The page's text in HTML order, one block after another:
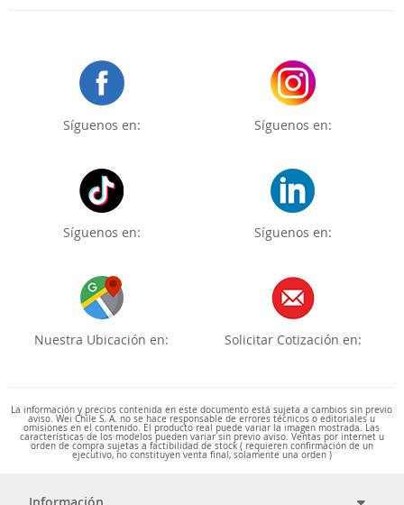
Síguenos en: Síguenos en:
Síguenos en: Síguenos en:
Nuestra Ubicación en: Solicitar Cotización en:
La información y precios contenida en este documento está sujeta a cambios sin previo
aviso. Wei Chile S. A. no se hace responsable de errores técnicos o editoriales u
omisiones en el contenido. El producto real puede variar la imagen mostrada. Las
características de los modelos pueden variar sin previo aviso. Ventas por internet u
orden de compra sujetas a factibilidad de stock ( requieren confirmación de un
ejecutivo, no constituyen venta final, solamente una orden )
Información